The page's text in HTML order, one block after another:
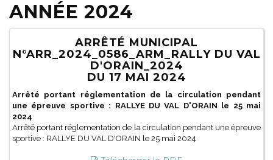
ANNÉE 2024
ARRÊTÉ MUNICIPAL
N°ARR_2024_0586_ARM_RALLY DU VAL
D'ORAIN_2024
DU 17 MAI 2024
Arrêté portant réglementation de la circulation pendant
une épreuve sportive : RALLYE DU VAL D'ORAIN le 25 mai
2024
Arrêté portant réglementation de la circulation pendant une épreuve
sportive : RALLYE DU VAL D'ORAIN le 25 mai 2024